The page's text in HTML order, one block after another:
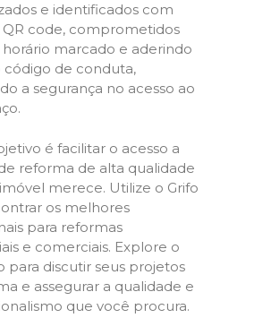
e identificados com
QR code, comprometidos
marcado e aderindo
código de conduta,
a segurança no acesso ao
é facilitar o acesso a
reforma de alta qualidade
merece. Utilize o Grifo
os melhores
para reformas
e comerciais. Explore o
para discutir seus projetos
e assegurar a qualidade e
que você procura.